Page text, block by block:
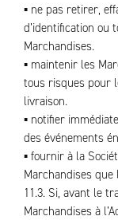
▪ ne pas retirer,
d’identification ou
Marchandises.
▪ maintenir les
tous risques pour
livraison.
▪ notifier
des événements
▪ fournir à la
Marchandises
11.3. Si, avant le
Marchandises à